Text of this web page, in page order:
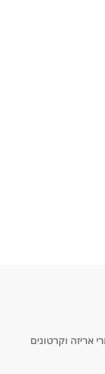
אריזה וקרטונים